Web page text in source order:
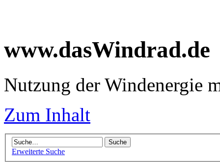
www.dasWindrad.de
Nutzung der Windenergie
Zum Inhalt
Erweiterte Suche